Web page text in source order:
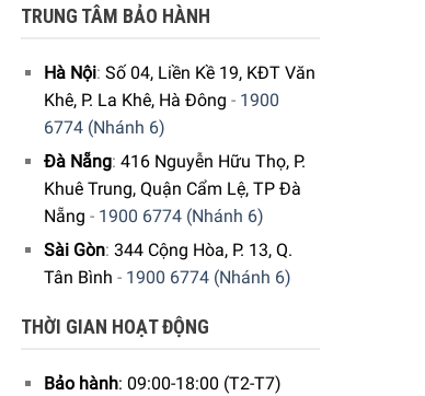
TRUNG TÂM BẢO HÀNH
Hà Nội: Số 04, Liền Kề 19, KĐT Văn
Khê, P. La Khê, Hà Đông - 1900
6774 (Nhánh 6)
Đà Nẵng: 416 Nguyễn Hữu Thọ, P.
Khuê Trung, Quận Cẩm Lệ, TP Đà
Nẵng - 1900 6774 (Nhánh 6)
Sài Gòn: 344 Cộng Hòa, P. 13, Q.
Tân Bình - 1900 6774 (Nhánh 6)
THỜI GIAN HOẠT ĐỘNG
Bảo hành: 09:00-18:00 (T2-T7)